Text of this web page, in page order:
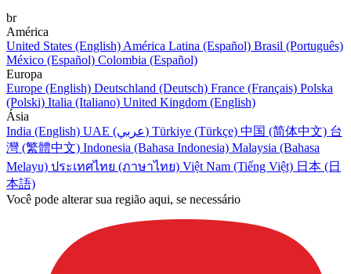
br
América
United States (English) América Latina (Español) Brasil (Português)
México (Español) Colombia (Español)
Europa
Europe (English) Deutschland (Deutsch) France (Français) Polska
(Polski) Italia (Italiano) United Kingdom (English)
Ásia
India (English)
UAE (عربي) Türkiye (Türkçe) 中国 (简体中文) 台
灣 (繁體中文) Indonesia (Bahasa Indonesia) Malaysia (Bahasa
Melayu) ประเทศไทย (ภาษาไทย) Việt Nam (Tiếng Việt) 日本 (日
本語)
Você pode alterar sua região aqui, se necessário